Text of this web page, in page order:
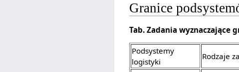
Granice
Tab. Zadania
Podsystemy
logistyki
Rodzaje